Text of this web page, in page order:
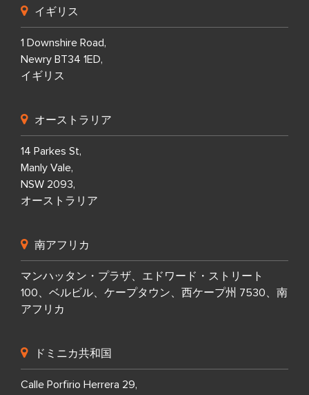
イギリス
1 Downshire Road,
Newry BT34 1ED,
イギリス
オーストラリア
14 Parkes St,
Manly Vale,
NSW 2093,
オーストラリア
南アフリカ
マンハッタン・プラザ、エドワード・ストリート
100、ベルビル、ケープタウン、西ケープ州 7530、南
アフリカ
ドミニカ共和国
Calle Porfirio Herrera 29,